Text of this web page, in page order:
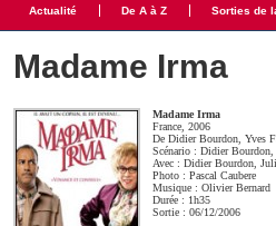
Actualité De A à Z Sorties de
Madame Irma
Madame Irma
France, 2006
DeDidier Bourdon ,Yves
Scénario :Didier Bourdon
Avec :Didier Bourdon ,
Photo :Pascal Caubere
Musique :Olivier Bernard
Durée : 1h35
Sortie : 06/12/2006